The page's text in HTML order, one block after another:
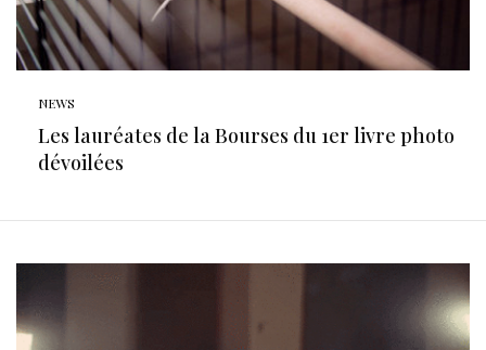
NEWS
Les lauréates de la Bourses du 1er livre photo
dévoilées